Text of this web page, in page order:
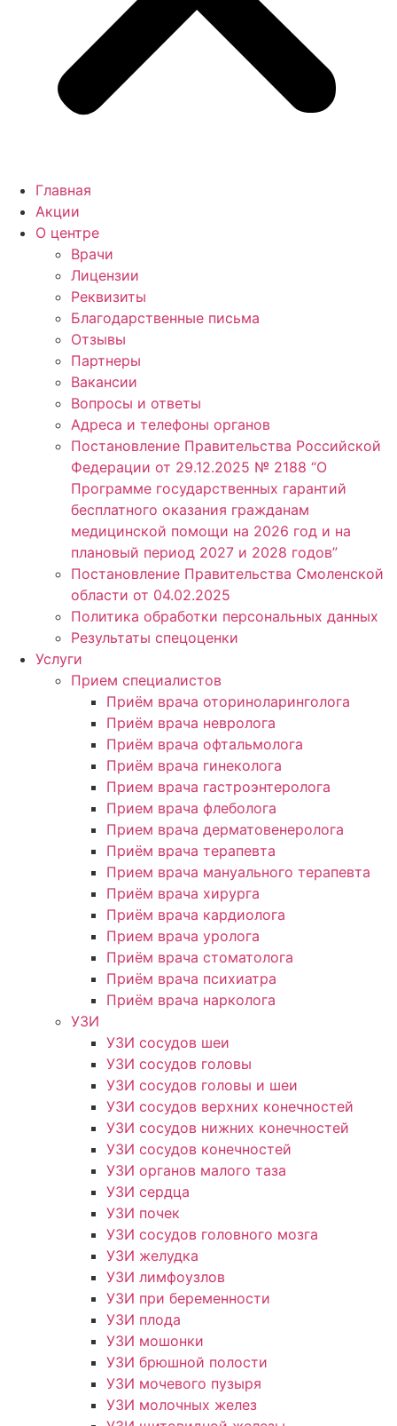
Главная
Акции
О центре
Врачи
Лицензии
Реквизиты
Благодарственные письма
Отзывы
Партнеры
Вакансии
Вопросы и ответы
Адреса и телефоны органов
Постановление Правительства Российской
Федерации от 29.12.2025 № 2188 “О
Программе государственных гарантий
бесплатного оказания гражданам
медицинской помощи на 2026 год и на
плановый период 2027 и 2028 годов”
Постановление Правительства Смоленской
области от 04.02.2025
Политика обработки персональных данных
Результаты спецоценки
Услуги
Прием специалистов
Приём врача оториноларинголога
Приём врача невролога
Приём врача офтальмолога
Приём врача гинеколога
Прием врача гастроэнтеролога
Прием врача флеболога
Прием врача дерматовенеролога
Приём врача терапевта
Прием врача мануального терапевта
Приём врача хирурга
Приём врача кардиолога
Прием врача уролога
Приём врача стоматолога
Приём врача психиатра
Приём врача нарколога
УЗИ
УЗИ сосудов шеи
УЗИ сосудов головы
УЗИ сосудов головы и шеи
УЗИ сосудов верхних конечностей
УЗИ сосудов нижних конечностей
УЗИ сосудов конечностей
УЗИ органов малого таза
УЗИ сердца
УЗИ почек
УЗИ сосудов головного мозга
УЗИ желудка
УЗИ лимфоузлов
УЗИ при беременности
УЗИ плода
УЗИ мошонки
УЗИ брюшной полости
УЗИ мочевого пузыря
УЗИ молочных желез